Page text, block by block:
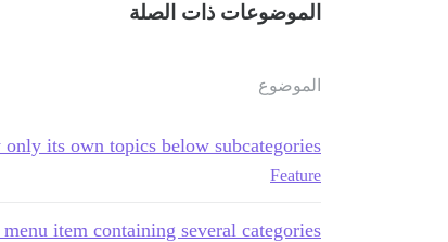
الموضوعات ذات الصلة
الموضوع
its own topics below subcategories
Feature
item containing several categories